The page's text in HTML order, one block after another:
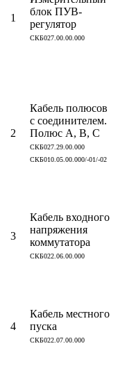
1
блок ПУВ-
регулятор
СКБ027.00.00.000
2
Кабель полюсов
с соединителем.
Полюс A, B, C
СКБ027.29.00.000
СКБ010.05.00.000/-01/-02
3
Кабель входного
напряжения
коммутатора
СКБ022.06.00.000
4
Кабель местного
пуска
СКБ022.07.00.000